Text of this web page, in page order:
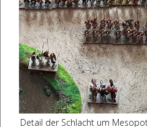
Detail der Schlacht um